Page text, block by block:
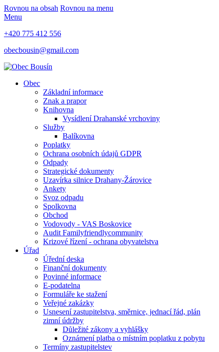
Rovnou na obsah Rovnou na menu
Menu
+420 775 412 556
obecbousin@gmail.com
Obec
Základní informace
Znak a prapor
Knihovna
Vysídlení Drahanské vrchoviny
Služby
Balíkovna
Poplatky
Ochrana osobních údajů GDPR
Odpady
Strategické dokumenty
Uzavírka silnice Drahany-Žárovice
Ankety
Svoz odpadu
Spolkovna
Obchod
Vodovody - VAS Boskovice
Audit Familyfriendlycommunity
Krizové řízení - ochrana obyvatelstva
Úřad
Úřední deska
Finanční dokumenty
Povinné informace
E-podatelna
Formuláře ke stažení
Veřejné zakázky
Usnesení zastupitelstva, směrnice, jednací řád, plán
zimní údržby
Důležité zákony a vyhlášky
Oznámení platba o místním poplatku z pobytu
Termíny zastupitelstev